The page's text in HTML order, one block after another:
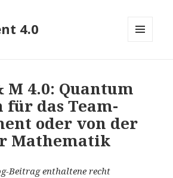
4.0
M 4.0: Quantum
für das Team-
oder von der
Mathematik
Beitrag enthaltene recht